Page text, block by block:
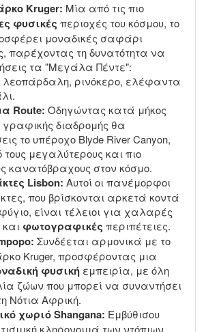
Kruger: Μία από τις πιο
φυσικέςπεριοχές του κόσμου, το
μοναδικές σαφάρι
παρέχοντας τη δυνατότητα να
τα "Μεγάλα Πέντε":
λεοπάρδαλη, ρινόκερο, ελέφαντα
Route: Οδηγώντας κατά μήκος
γραφικής διαδρομής θα
το υπέροχο Blyde River Canyon,
μεγαλύτερους και πιο
κανατόβραχους στον κόσμο.
Lisbon: Αυτοί οι πανέμορφοι
που βρίσκονται αρκετά κοντά
είναι τέλειοι για χαλαρές
φωτογραφικέςπεριπέτειες.
Συνδέεται αρμονικά με το
Kruger, προσφέροντας μια
φυσική εμπειρία, με όλη
ζώων που μπορεί να συναντήσει
Νότια Αφρική.
χωριό Shangana: Εμβύθισου